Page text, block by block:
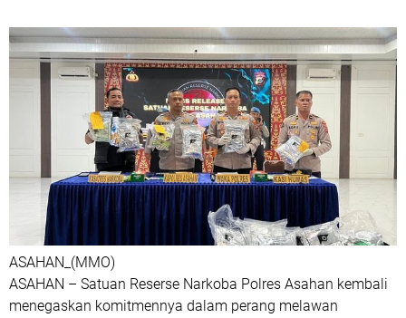
ASAHAN_(MMO)
ASAHAN – Satuan Reserse Narkoba Polres Asahan kembali
menegaskan komitmennya dalam perang melawan